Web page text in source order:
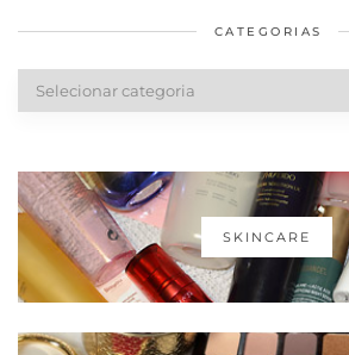
CATEGORIAS
Categorias
SKINCARE